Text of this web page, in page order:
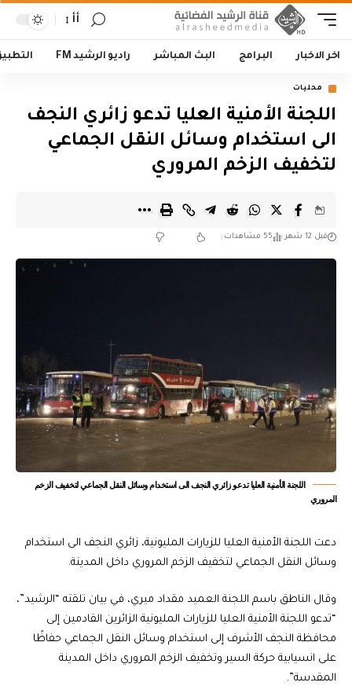
أأ
اخر الاخبار البرامج البث المباشر راديو الرشيد FM
محليات
اللجنة الأمنية العليا تدعو زائري النجف
الى استخدام وسائل النقل الجماعي
لتخفيف الزخم المروري
قبل 12 شهر 55 مشاهدات
اللجنة الأمنية العليا تدعو زائري النجف الى استخدام وسائل النقل الجماعي لتخفيف الزخم
المروري
دعت اللجنة الأمنية العليا للزيارات المليونية، زائري النجف الى استخدام
وسائل النقل الجماعي لتخفيف الزخم المروري داخل المدينة.
وقال الناطق باسم اللجنة العميد مقداد ميري، في بيان تلقته “الرشيد”،
“تدعو اللجنة الأمنية العليا للزيارات المليونية الزائرين القادمين إلى
محافظة النجف الأشرف إلى استخدام وسائل النقل الجماعي حفاظًا
على انسيابية حركة السير وتخفيف الزخم المروري داخل المدينة
المقدسة”.